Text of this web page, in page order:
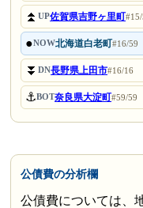
⏫UP佐賀県吉野ヶ里町
●NOW北海道白老町#16/59
⏬DN長野県上田市#16/16
⚓BOT奈良県大淀町#59/59
公債費の分析欄
公債費については、